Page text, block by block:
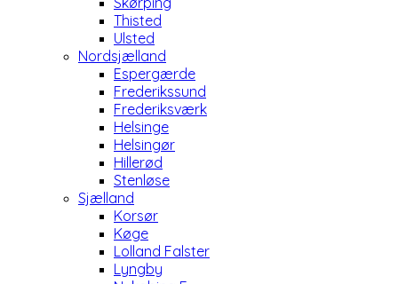
Thisted
Ulsted
Nordsjælland
Espergærde
Frederikssund
Frederiksværk
Helsinge
Helsingør
Hillerød
Stenløse
Sjælland
Korsør
Køge
Lolland Falster
Lyngby